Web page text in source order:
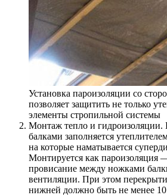
Установка пароизоляции со
позволяет защитить не только
элементы стропильной системы
Монтаж тепло и гидроизоляции.
балками заполняется
на которые наматывается
Монтируется как пароизоляция
провисание между ножками
вентиляции. При этом
нижней должно быть не менее